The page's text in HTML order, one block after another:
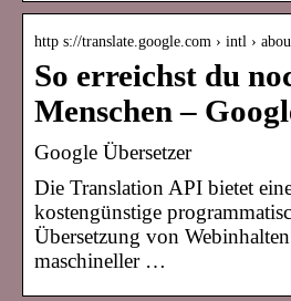
http s://translate.google.com › intl ›
So erreichst du
Menschen –
Google Übersetzer
Die Translation API bietet
kostengünstige
Übersetzung von
maschineller …